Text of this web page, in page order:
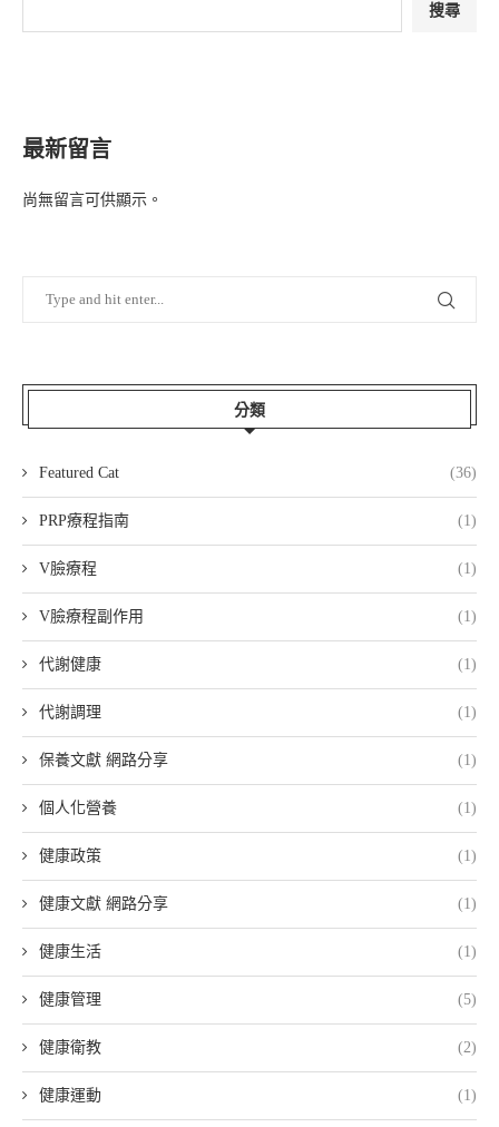
搜尋
最新留言
尚無留言可供顯示。
分類
Featured Cat (36)
PRP療程指南 (1)
V臉療程 (1)
V臉療程副作用 (1)
代謝健康 (1)
代謝調理 (1)
保養文獻 網路分享 (1)
個人化營養 (1)
健康政策 (1)
健康文獻 網路分享 (1)
健康生活 (1)
健康管理 (5)
健康衛教 (2)
健康運動 (1)